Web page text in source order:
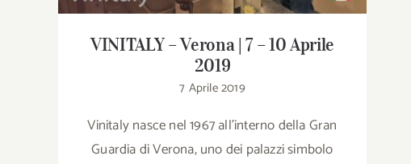
VINITALY – Verona | 7 – 10 Aprile
2019
7 Aprile 2019
Vinitaly nasce nel 1967 all'interno della Gran
Guardia di Verona, uno dei palazzi simbolo